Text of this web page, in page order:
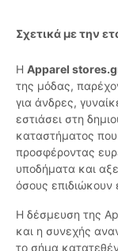
Σχετικά με την
Η Apparel
της μόδας,
για άνδρες,
εστιάσει στη
καταστήματος που
προσφέροντας
υποδήματα και
όσους επιδιώκουν
Η δέσμευση της
και η συνεχής
το σήμα